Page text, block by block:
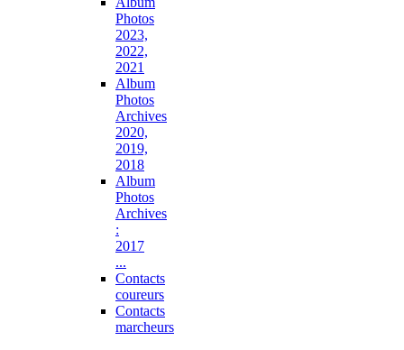
Photos
2023,
2022,
2021
Album
Photos
Archives
2020,
2019,
2018
Album
Photos
Archives
:
2017
...
Contacts
coureurs
Contacts
marcheurs